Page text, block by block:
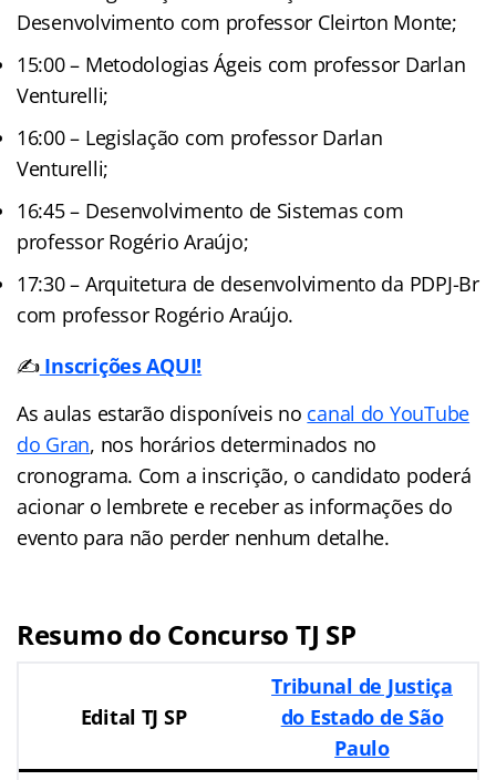
Desenvolvimento com professor Cleirton Monte;
15:00 – Metodologias Ágeis com professor Darlan
Venturelli;
16:00 – Legislação com professor Darlan
Venturelli;
16:45 – Desenvolvimento de Sistemas com
professor Rogério Araújo;
17:30 – Arquitetura de desenvolvimento da PDPJ-Br
com professor Rogério Araújo.
✍️Inscrições AQUI!
As aulas estarão disponíveis no canal do YouTube
do Gran, nos horários determinados no
cronograma. Com a inscrição, o candidato poderá
acionar o lembrete e receber as informações do
evento para não perder nenhum detalhe.
Resumo do Concurso TJ SP
Edital TJ SP
Tribunal de Justiça
do Estado de São
Paulo